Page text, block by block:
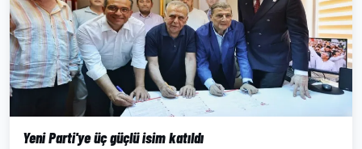
Yeni Parti'ye üç güçlü isim katıldı